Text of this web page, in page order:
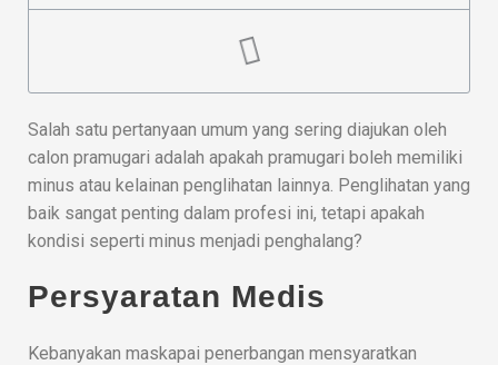
Salah satu pertanyaan umum yang sering diajukan oleh
calon pramugari adalah apakah pramugari boleh memiliki
minus atau kelainan penglihatan lainnya. Penglihatan yang
baik sangat penting dalam profesi ini, tetapi apakah
kondisi seperti minus menjadi penghalang?
Persyaratan Medis
Kebanyakan maskapai penerbangan mensyaratkan